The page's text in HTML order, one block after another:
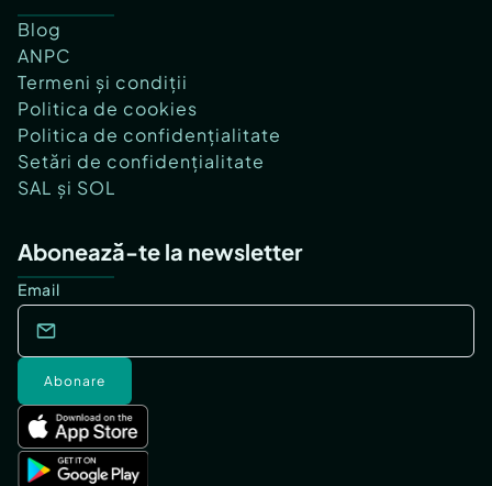
Blog
ANPC
Termeni și condiții
Politica de cookies
Politica de confidențialitate
Setări de confidențialitate
SAL și SOL
Abonează-te la newsletter
Email
Abonare